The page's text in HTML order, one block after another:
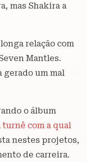
mas Shakira a
relação com
Mantles.
gerado um mal
o álbum
turnê com a qual
nestes projetos,
de carreira.